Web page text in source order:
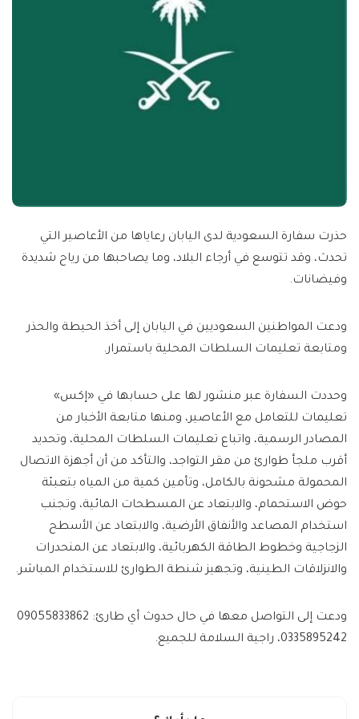
حذرت سفارة السعودية لدى اليابان رعاياها من الأعاصير التي
تحدث، وقد تتوسع في أرجاء البلاد، وما يصاحبها من رياح شديدة
وفيضانات.
ودعت المواطنين السعوديين في اليابان إلى أخذ الحيطة والحذر
ومتابعة تعليمات السلطات المحلية باستمرار.
وحددت السفارة عبر منشور لها على حسابها في «إكس»
تعليمات للتعامل مع الأعاصير، ومنها متابعة الأخبار من
المصادر الرسمية، واتباع تعليمات السلطات المحلية، وتحديد
أقرب ملجأ طوارئ من مقر التواجد، والتأكد من أن أجهزة الاتصال
المحمولة مشحونة بالكامل، وتأمين كمية من المياه بتعبئة
حوض الاستحمام، والابتعاد عن المسطحات المائية، وتجنب
استخدام المصاعد والأنفاق الأرضية، والابتعاد عن الأسطح
الزجاجية وخطوط الطاقة الكهربائية، والابتعاد عن المنحدرات
والانزلاقات الطينية، وتجهيز شنطة الطوارئ للاستخدام المباشر.
ودعت إلى التواصل معها في حال حدوث أي طارئ: 09055833862
0335895242، راجية السلامة للجميع.